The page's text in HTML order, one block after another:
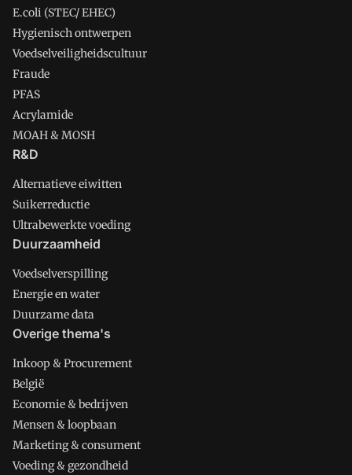
E.coli (STEC/ EHEC)
Hygienisch ontwerpen
Voedselveiligheidscultuur
Fraude
PFAS
Acrylamide
MOAH & MOSH
R&D
Alternatieve eiwitten
Suikerreductie
Ultrabewerkte voeding
Duurzaamheid
Voedselverspilling
Energie en water
Duurzame data
Overige thema's
Inkoop & Procurement
België
Economie & bedrijven
Mensen & loopbaan
Marketing & consument
Voeding & gezondheid